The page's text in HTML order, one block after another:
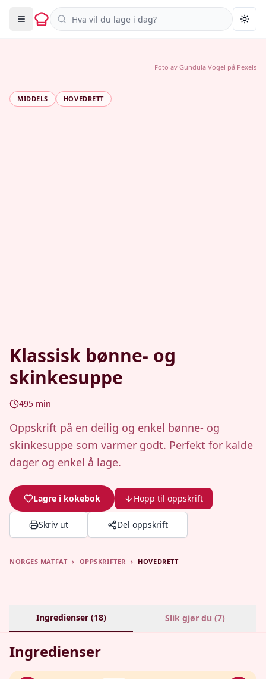
Søk i oppskrifter
MIDDELS HOVEDRETT
Klassisk bønne- og
skinkesuppe
495 min
Oppskrift på en deilig og enkel bønne- og
skinkesuppe som varmer godt. Perfekt for kalde
dager og enkel å lage.
Lagre i kokebok Hopp til oppskrift
Skriv ut Del oppskrift
Foto av Gundula Vogel på Pexels
NORGES MATFAT › OPPSKRIFTER › HOVEDRETT
Ingredienser (18) Slik gjør du (7)
Ingredienser